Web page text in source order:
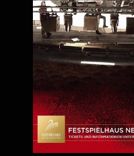
In der Regie von Alex Balga
MUSICAL, JESUS CHRIST
ROCKS, RAIMUND-
mitreißenden
MARIA THERESIA – DAS
Mörbisch), KUDAMM ‘56,
THEATER-GALA, THE
Bühnenbild vonMorgan
DAS MUSICAL, Disneys